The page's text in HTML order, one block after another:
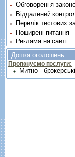
Обговорення
Віддалений
Перелік тестових
Поширені питання
Реклама на сайті
Дошка оголошень
Пропонуємо послуги:
Митно -